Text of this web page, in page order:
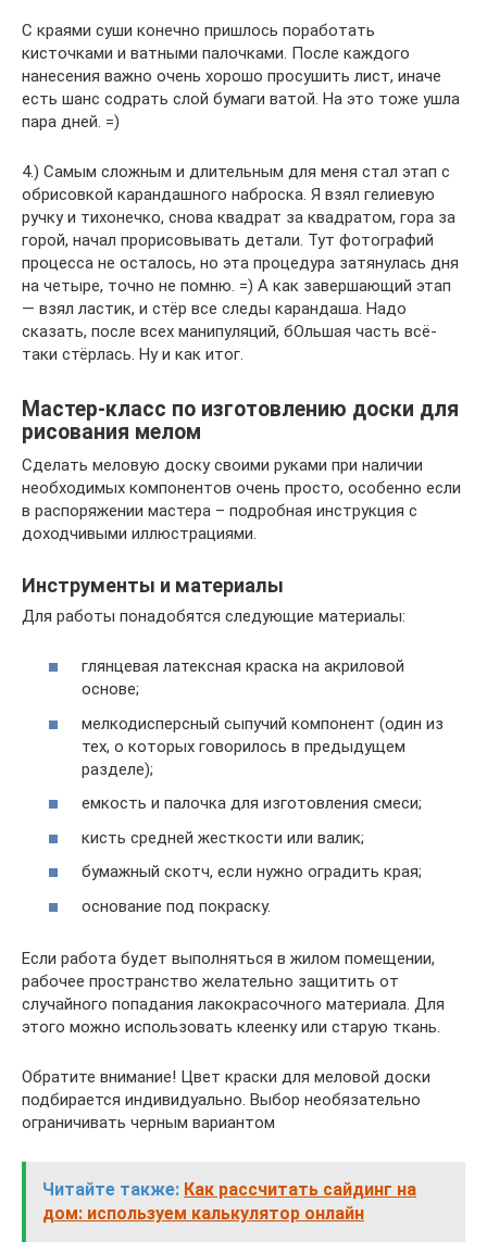
С краями суши конечно пришлось поработать
кисточками и ватными палочками. После каждого
нанесения важно очень хорошо просушить лист, иначе
есть шанс содрать слой бумаги ватой. На это тоже ушла
пара дней. =)
4.) Самым сложным и длительным для меня стал этап с
обрисовкой карандашного наброска. Я взял гелиевую
ручку и тихонечко, снова квадрат за квадратом, гора за
горой, начал прорисовывать детали. Тут фотографий
процесса не осталось, но эта процедура затянулась дня
на четыре, точно не помню. =) А как завершающий этап
— взял ластик, и стёр все следы карандаша. Надо
сказать, после всех манипуляций, бОльшая часть всё-
таки стёрлась. Ну и как итог.
Мастер-класс по изготовлению доски для
рисования мелом
Сделать меловую доску своими руками при наличии
необходимых компонентов очень просто, особенно если
в распоряжении мастера – подробная инструкция с
доходчивыми иллюстрациями.
Инструменты и материалы
Для работы понадобятся следующие материалы:
глянцевая латексная краска на акриловой
основе;
мелкодисперсный сыпучий компонент (один из
тех, о которых говорилось в предыдущем
разделе);
емкость и палочка для изготовления смеси;
кисть средней жесткости или валик;
бумажный скотч, если нужно оградить края;
основание под покраску.
Если работа будет выполняться в жилом помещении,
рабочее пространство желательно защитить от
случайного попадания лакокрасочного материала. Для
этого можно использовать клеенку или старую ткань.
Обратите внимание! Цвет краски для меловой доски
подбирается индивидуально. Выбор необязательно
ограничивать черным вариантом
Читайте также: Как рассчитать сайдинг на
дом: используем калькулятор онлайн